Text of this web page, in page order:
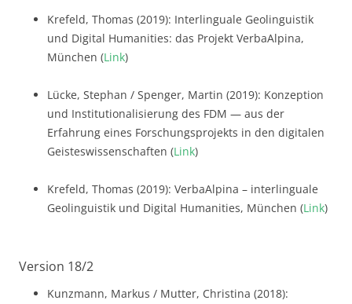
Krefeld, Thomas (2019): Interlinguale Geolinguistik
und Digital Humanities: das Projekt VerbaAlpina,
München (Link)
Lücke, Stephan / Spenger, Martin (2019): Konzeption
und Institutionalisierung des FDM — aus der
Erfahrung eines Forschungsprojekts in den digitalen
Geisteswissenschaften (Link)
Krefeld, Thomas (2019): VerbaAlpina – interlinguale
Geolinguistik und Digital Humanities, München (Link)
Version 18/2
Kunzmann, Markus / Mutter, Christina (2018):